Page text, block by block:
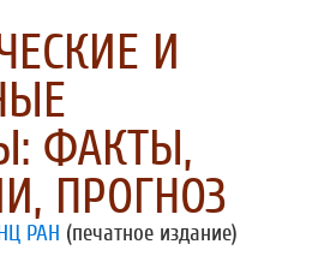
И
ФАКТЫ,
ПРОГНОЗ
РАН (печатное издание)